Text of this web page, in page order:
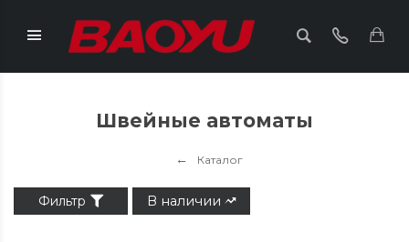
Швейные автоматы
Каталог
Фильтр В наличии